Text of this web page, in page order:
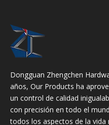
Dongguan Zhengchen
años, Our Products ha
un control de calidad
con precisión en todo el
todos los aspectos de la vida